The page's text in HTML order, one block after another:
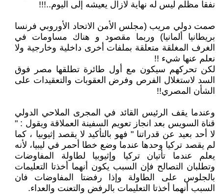
نفقا مظلم ليس له نهاية لازال يعيشه إلى اليوم..!!!
صمت دولي مريب (مجلس الأمن الاتحاد الأوروبي فرنسا
بريطانيا ألمانيا) وربما مقصود و هناك مساومات في
الغرف المغلقة متعلقة بملفات أخرى داخلية وخارجية ولا
نعلم عنها شيء !!
لكن تحركهم سيكون مع أول طائرة تطلقها مصر فوق
السد لاستغلال الفرص وفرض العقوبات والتعقيدات على
الشأن المصري!!
وعندما يقف الرئيس القائد في المجرى الملاحي الدولي
قناة السويس بعد انجاز تعويم السفينة العملاقة ويقول : "
لا أحد بعيد عن قدراتنا " فهو بالتأكيد لا يقصد إثيوبيا ، كما
لم يقصد تركيا وحدها عندما وضع خطا أحمر في ليبيا، لأنه
يعلم عندما تأتيان تركيا وإثيوبيا لطاولة المفاوضات
وتطلبان التصالح فإن السبب يكون أنهما أخذتا التعليمات
بالجلوس على الطاولة وإذا رفضتا المفاوضات فان
السبب أنهما أخذتا التعليمات بالرفض والتعنت والعداء.